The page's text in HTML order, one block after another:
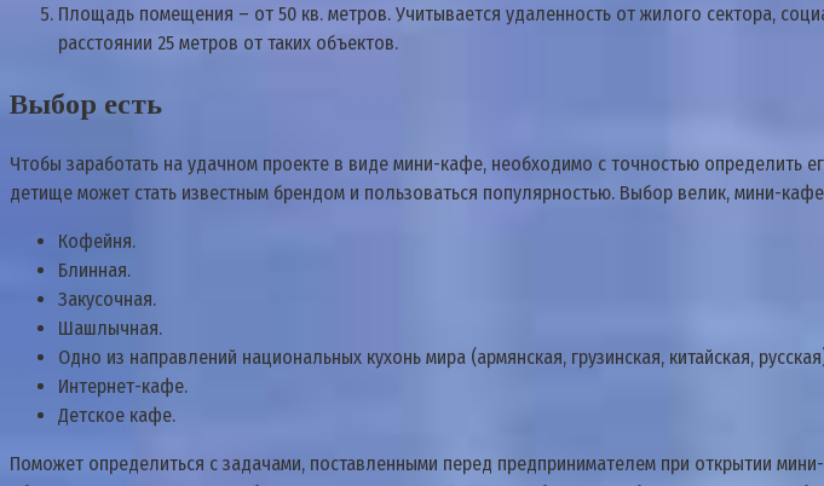
Площадь помещения – от 50 кв. метров. Учитывается удаленность от жилого сектора,
расстоянии 25 метров от таких объектов.
Выбор есть
Чтобы заработать на удачном проекте в виде мини-кафе, необходимо с точностью определить
детище может стать известным брендом и пользоваться популярностью. Выбор велик, мини-
Кофейня.
Блинная.
Закусочная.
Шашлычная.
Одно из направлений национальных кухонь мира (армянская, грузинская, китайская,
Интернет-кафе.
Детское кафе.
Поможет определиться с задачами, поставленными перед предпринимателем при открытии